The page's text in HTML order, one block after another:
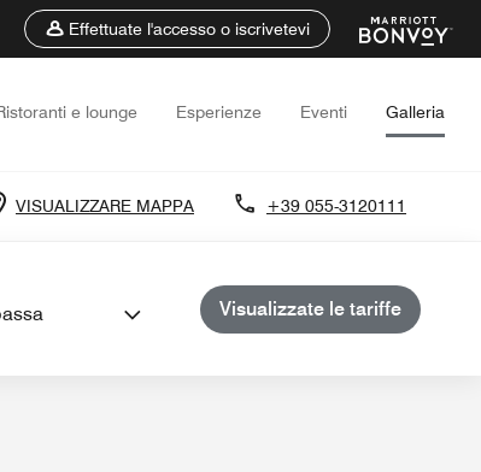
Effettuate l'accesso o iscrivetevi
e lounge Esperienze Eventi Galleria
VISUALIZZARE MAPPA +39 055-3120111
Visualizzate le tariffe